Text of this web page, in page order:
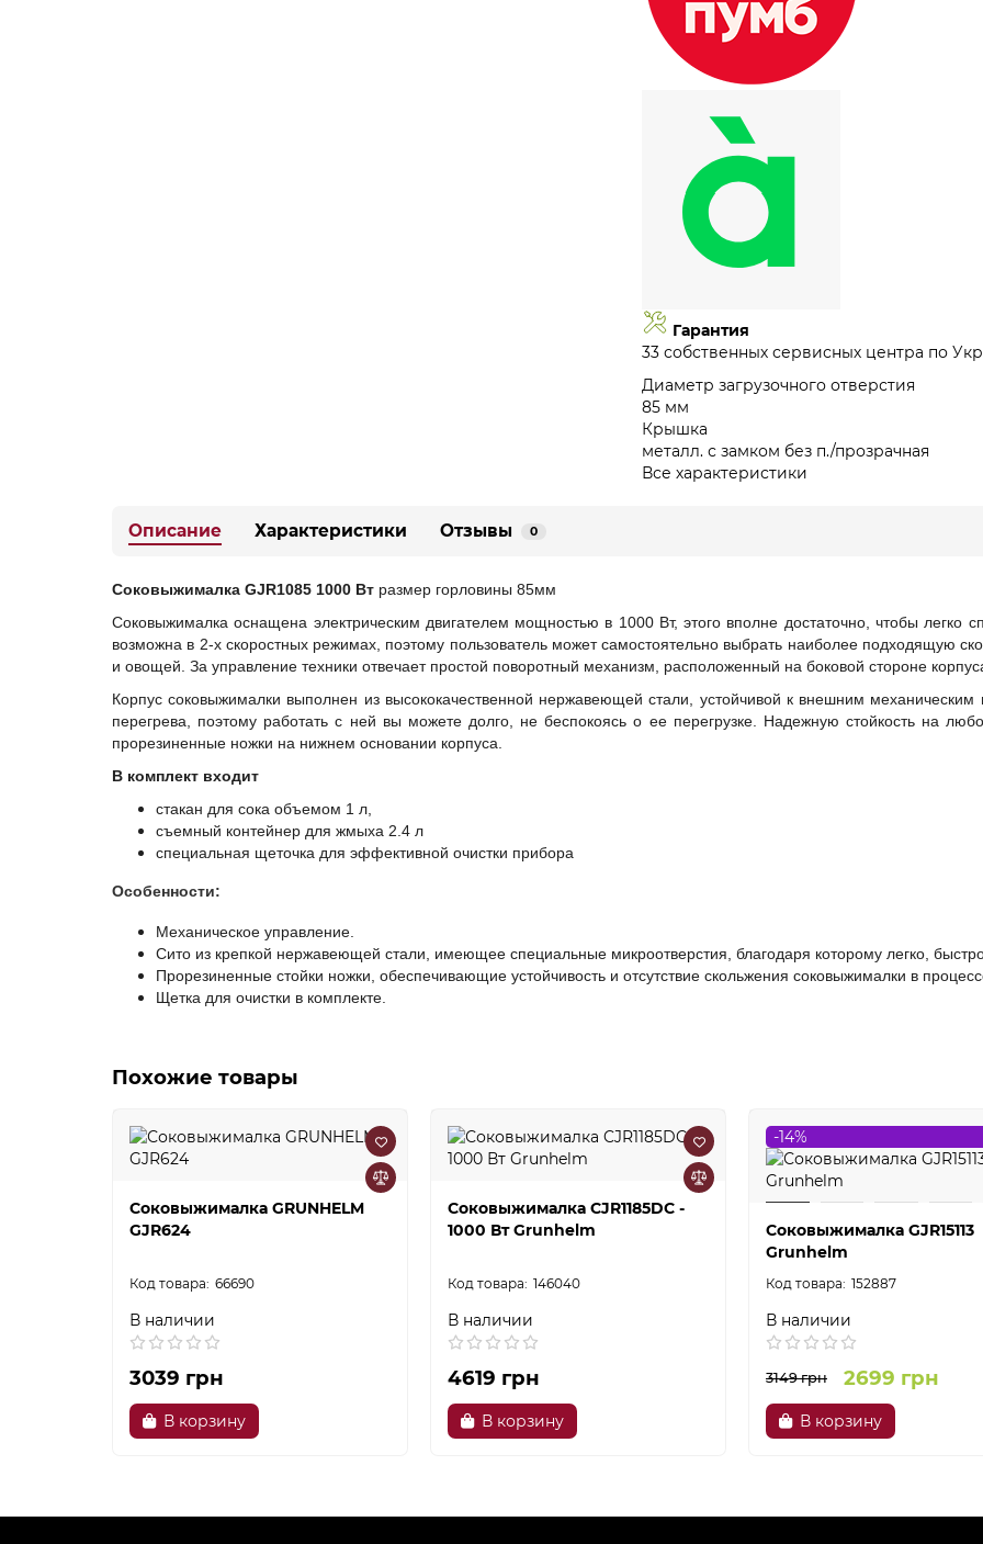
Гарантия
33 собственных сервисных центра по
Диаметр загрузочного отверстия
85 мм
Крышка
металл. с замком без п./прозрачная
Все характеристики
Описание Характеристики Отзывы 0
Соковыжималка GJR1085 1000 Вт размер горловины 85мм
Соковыжималка оснащена электрическим двигателем мощностью в 1000 Вт, этого вполне достаточно, чтобы легко
возможна в 2-х скоростных режимах, поэтому пользователь может самостоятельно выбрать наиболее подходящую
и овощей. За управление техники отвечает простой поворотный механизм, расположенный на боковой стороне
Корпус соковыжималки выполнен из высококачественной нержавеющей стали, устойчивой к внешним
перегрева, поэтому работать с ней вы можете долго, не беспокоясь о ее перегрузке. Надежную стойкость на
прорезиненные ножки на нижнем основании корпуса.
В комплект входит
стакан для сока объемом 1 л,
съемный контейнер для жмыха 2.4 л
специальная щеточка для эффективной очистки прибора
Особенности:
Механическое управление.
Сито из крепкой нержавеющей стали, имеющее специальные микроотверстия, благодаря которому легко,
Прорезиненные стойки ножки, обеспечивающие устойчивость и отсутствие скольжения соковыжималки в
Щетка для очистки в комплекте.
Похожие товары
Соковыжималка GRUNHELM
GJR624
66690
В наличии
3039 грн
В корзину
Соковыжималка CJR1185DC -
1000 Вт Grunhelm
146040
В наличии
4619 грн
В корзину
-14%
Соковыжималка GJR15113
Grunhelm
152887
В наличии
3149 грн 2699 грн
В корзину